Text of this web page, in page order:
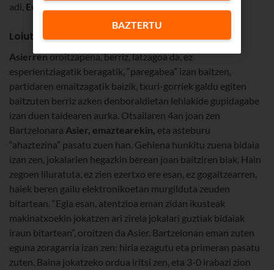
adi, Europa konkistatzera joango baikara denok!
Loiutik Bartzelonara Athleticekin
Asierrenoroitzapena, berriz, latzagoa da, ez
esperientziagatik beragatik, “paregabea” izan baitzen,
partidaren emaitzagatik baizik, txuri-gorriek galdu egiten
baitzuten berriz azken denboraldietan lehiakide gupidagabe
izan duen taldearen aurka. Otsailaren 4an joan zen
Bartzelonara Asier, emaztearekin, eta asteburu
“ahaztezina” pasatu zuen han. Gehiena hunkitu zuena bidaia
izan zen, jokalarien hegazkin berean joan baitziren biak. Hain
zegoen liluratuta, ez zien ezertxo ere esan, ez gogaitzearren,
haiek beren gailu elektronikoetan murgilduta zeuden
bitartean. “Egia esan, atentzioa eman zidan ikusteak
makinatxoekin jokatzen ari zirela jokalari guztiak bidaiak
iraun bitartean”, oroitzen da Asier. Bartzelonan eman zuten
eguna zoragarria izan zen; hiria ezagutu eta primeran pasatu
zuten. Baina jokatzeko ordua iritsi zen, eta 3-0 irabazi zion
BAZTERTU